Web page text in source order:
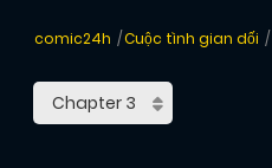
comic24h Cuộc tình gian dối